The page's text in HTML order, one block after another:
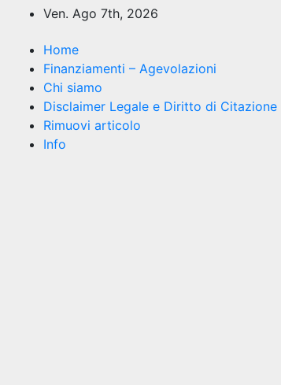
contenuto
Ven. Ago 7th, 2026
Home
Finanziamenti – Agevolazioni
Chi siamo
Disclaimer Legale e Diritto di Citazione
Rimuovi articolo
Info